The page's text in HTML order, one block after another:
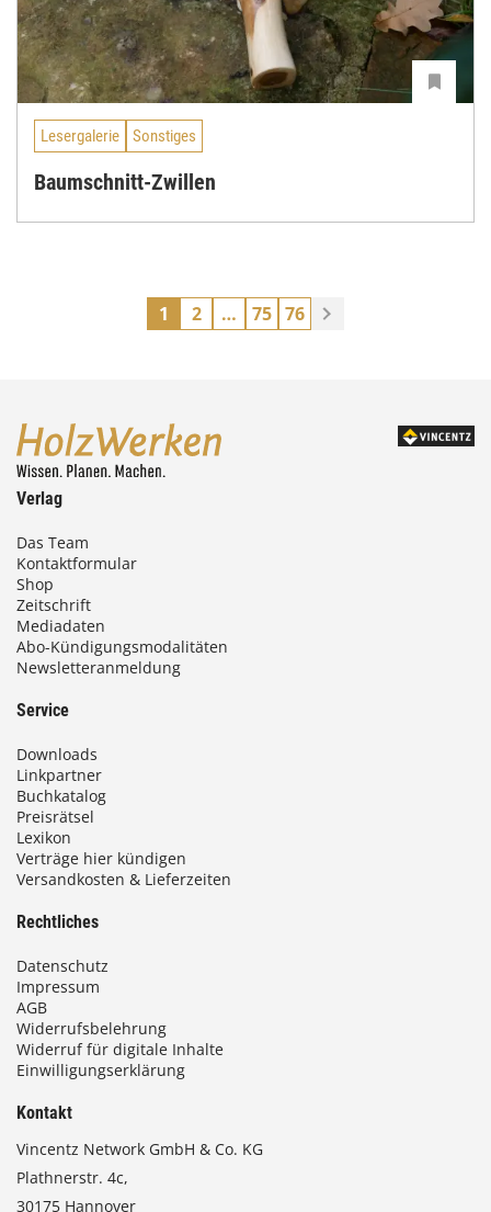
Lesergalerie Sonstiges
Baumschnitt-Zwillen
1 2 … 75 76
Verlag
Das Team
Kontaktformular
Shop
Zeitschrift
Mediadaten
Abo-Kündigungsmodalitäten
Newsletteranmeldung
Service
Downloads
Linkpartner
Buchkatalog
Preisrätsel
Lexikon
Verträge hier kündigen
Versandkosten & Lieferzeiten
Rechtliches
Datenschutz
Impressum
AGB
Widerrufsbelehrung
Widerruf für digitale Inhalte
Einwilligungserklärung
Kontakt
Vincentz Network GmbH & Co. KG
Plathnerstr. 4c,
30175 Hannover